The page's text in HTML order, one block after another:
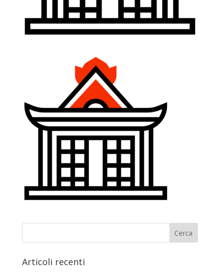
Articoli recenti